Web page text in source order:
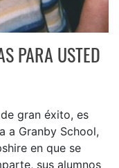
PARA USTED
gran éxito, es
a Granby School,
en que se
sus alumnos